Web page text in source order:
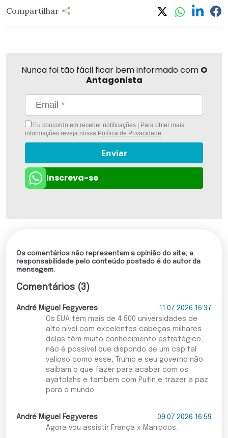
Compartilhar
Nunca foi tão fácil ficar bem informado com O
Antagonista
Eu concordo em receber notificações | Para obter mais
informações reveja nossa Política de Privacidade.
Enviar
Inscreva-se
Os comentários não representam a opinião do site; a
responsabilidade pelo conteúdo postado é do autor da
mensagem.
Comentários (3)
André Miguel Fegyveres
11.07.2026 16:37
Os EUA têm mais de 4.500 universidades de
alto nível com excelentes cabeças milhares
delas têm muito conhecimento estratégico,
não é possível que dispondo de um capital
valioso como esse, Trump e seu governo não
saibam o que fazer para acabar com os
ayatolahs e também com Putin e trazer a paz
para o mundo.
André Miguel Fegyveres
09.07.2026 16:59
Agora vou assistir França x Marrocos.